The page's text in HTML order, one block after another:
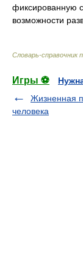
фиксированную
возможности
Словарь-
Игры ⚽
Жизненная
человека